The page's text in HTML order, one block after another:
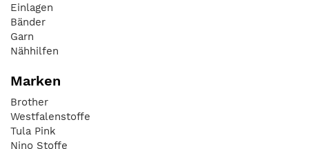
Einlagen
Bänder
Garn
Nähhilfen
Marken
Brother
Westfalenstoffe
Tula Pink
Nino Stoffe